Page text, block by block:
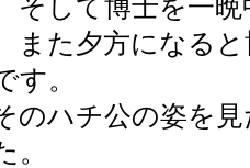
そして博士を一
また夕方になる
す。
のハチ公の姿を見
。